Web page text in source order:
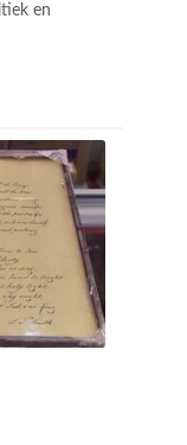
en